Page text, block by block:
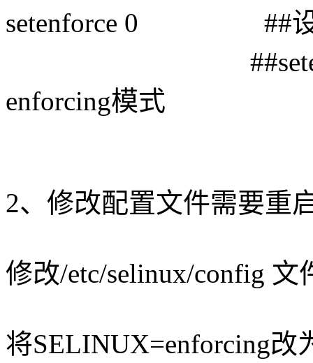
setenforce 0 ##设置
##setenforce 1
enforcing模式
2、修改配置文件需要重
修改/etc/selinux/config 文
将SELINUX=enforcing改